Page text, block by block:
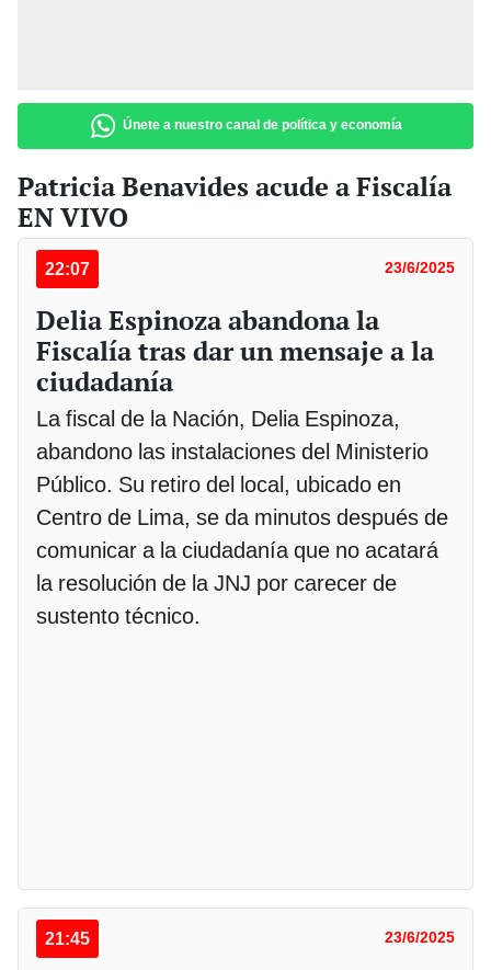
Únete a nuestro canal de política y economía
Patricia Benavides acude a Fiscalía
EN VIVO
22:07 23/6/2025
Delia Espinoza abandona la
Fiscalía tras dar un mensaje a la
ciudadanía
La fiscal de la Nación, Delia Espinoza,
abandono las instalaciones del Ministerio
Público. Su retiro del local, ubicado en
Centro de Lima, se da minutos después de
comunicar a la ciudadanía que no acatará
la resolución de la JNJ por carecer de
sustento técnico.
21:45 23/6/2025